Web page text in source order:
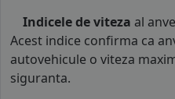
Indicele de viteza al
Acest indice confirma ca
autovehicule o viteza
siguranta.